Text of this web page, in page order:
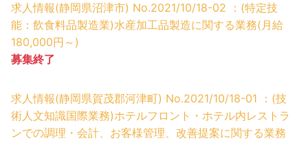
求人情報(静岡県沼津市) No.2021/10/18-02 ：(特定技
能：飲食料品製造業)水産加工品製造に関する業務(月給
180,000円～)
募集終了
求人情報(静岡県賀茂郡河津町) No.2021/10/18-01 ：(技
術人文知識国際業務)ホテルフロント・ホテル内レストラ
ンでの調理・会計、お客様管理、改善提案に関する業務